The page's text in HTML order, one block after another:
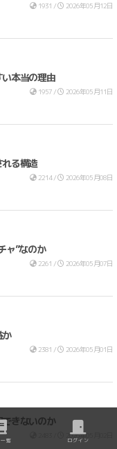
覧 ログイン
1931 / 2026年05月12日
い本当の理由
1957 / 2026年05月11日
る構造
2214 / 2026年05月08日
ャ”なのか
2261 / 2026年05月07日
か
2381 / 2026年05月01日
きないのか
2026年05月02日